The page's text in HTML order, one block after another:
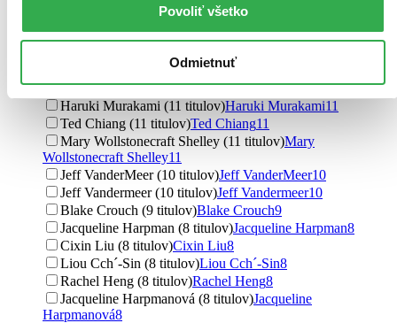
Povoliť všetko
Odmietnuť
Mary Shelley (15 titulov)Mary Shelley
Stanislaw Lem (14 titulov)Stanislaw Lem14
Margaret Atwood (13 titulov)Margaret Atwood
David Mitchell (13 titulov)David Mitchell13
Haruki Murakami (11 titulov)Haruki Murakami11
Ted Chiang (11 titulov)Ted Chiang11
Mary Wollstonecraft Shelley (11 titulov)Mary
Wollstonecraft Shelley11
Jeff VanderMeer (10 titulov)Jeff VanderMeer10
Jeff Vandermeer (10 titulov)Jeff Vandermeer10
Blake Crouch (9 titulov)Blake Crouch9
Jacqueline Harpman (8 titulov)Jacqueline Harpman8
Cixin Liu (8 titulov)Cixin Liu8
Liou Cch´-Sin (8 titulov)Liou Cch´-Sin8
Rachel Heng (8 titulov)Rachel Heng8
Jacqueline Harpmanová (8 titulov)Jacqueline
Harpmanová8